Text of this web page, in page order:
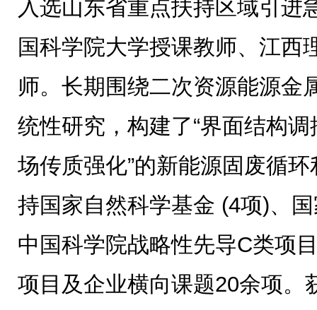
入选山东省重点扶持区域引进
国科学院大学授课教师、江西
师。长期围绕二次资源能源金
统性研究，构建了“界面结构
场传质强化”的新能源固废循
持国家自然科学基金 (4项)、
中国科学院战略性先导C类项
项目及企业横向课题20余项。